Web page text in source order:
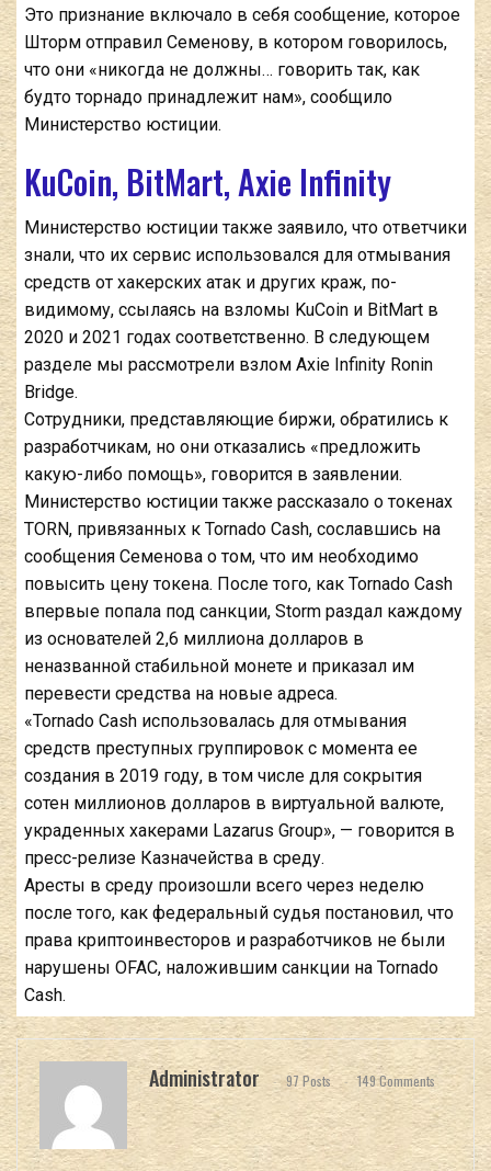
Это признание включало в себя сообщение, которое
Шторм отправил Семенову, в котором говорилось,
что они «никогда не должны… говорить так, как
будто торнадо принадлежит нам», сообщило
Министерство юстиции.
KuCoin, BitMart, Axie Infinity
Министерство юстиции также заявило, что ответчики
знали, что их сервис использовался для отмывания
средств от хакерских атак и других краж, по-
видимому, ссылаясь на взломы KuCoin и BitMart в
2020 и 2021 годах соответственно. В следующем
разделе мы рассмотрели взлом Axie Infinity Ronin
Bridge.
Сотрудники, представляющие биржи, обратились к
разработчикам, но они отказались «предложить
какую-либо помощь», говорится в заявлении.
Министерство юстиции также рассказало о токенах
TORN, привязанных к Tornado Cash, сославшись на
сообщения Семенова о том, что им необходимо
повысить цену токена. После того, как Tornado Cash
впервые попала под санкции, Storm раздал каждому
из основателей 2,6 миллиона долларов в
неназванной стабильной монете и приказал им
перевести средства на новые адреса.
«Tornado Cash использовалась для отмывания
средств преступных группировок с момента ее
создания в 2019 году, в том числе для сокрытия
сотен миллионов долларов в виртуальной валюте,
украденных хакерами Lazarus Group», — говорится в
пресс-релизе Казначейства в среду.
Аресты в среду произошли всего через неделю
после того, как федеральный судья постановил, что
права криптоинвесторов и разработчиков не были
нарушены OFAC, наложившим санкции на Tornado
Cash.
Administrator 97 Posts 149 Comments